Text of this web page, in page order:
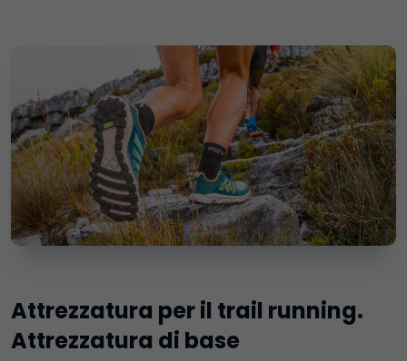
Attrezzatura per il trail running.
Attrezzatura di base